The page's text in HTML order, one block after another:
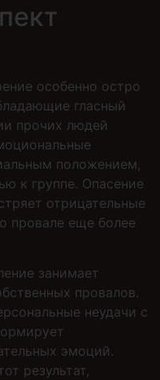
особенно остро
гласный
прочих людей
положением,
к группе. Опасение
отрицательные
провале еще более
занимает
провалов.
неудачи с
эмоций.
результат,